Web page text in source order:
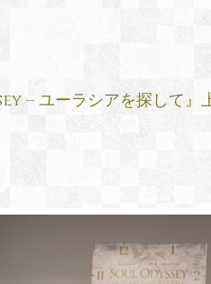
– ユーラシアを探して』